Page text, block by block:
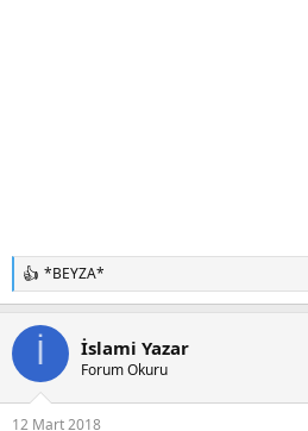
T
e
k
l
*BEYZA*
İ İslami Yazar
Forum Okuru
12 Mart 2018